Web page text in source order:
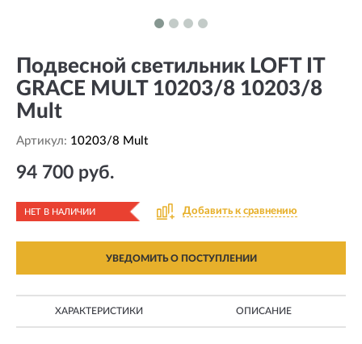
Подвесной светильник LOFT IT
GRACE MULT 10203/8 10203/8
Mult
Артикул: 10203/8 Mult
94 700 руб.
НЕТ В НАЛИЧИИ Добавить к сравнению
УВЕДОМИТЬ О ПОСТУПЛЕНИИ
ХАРАКТЕРИСТИКИ ОПИСАНИЕ